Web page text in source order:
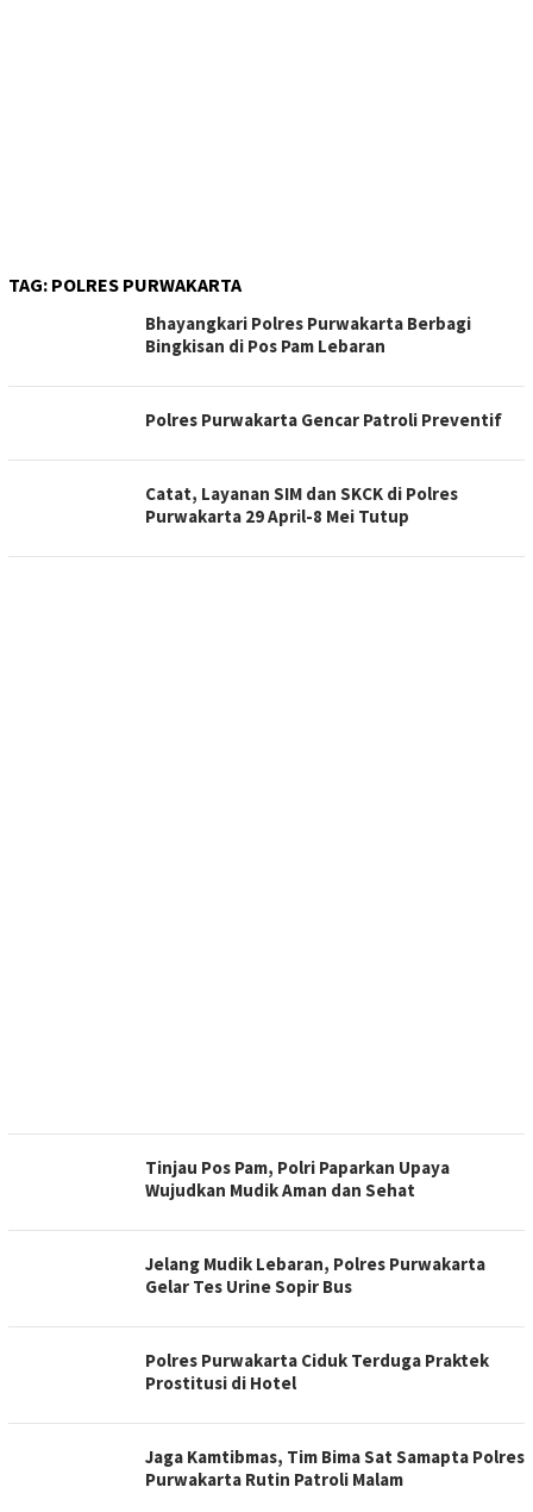
TAG: POLRES PURWAKARTA
Bhayangkari Polres Purwakarta Berbagi
Bingkisan di Pos Pam Lebaran
Polres Purwakarta Gencar Patroli Preventif
Catat, Layanan SIM dan SKCK di Polres
Purwakarta 29 April-8 Mei Tutup
Tinjau Pos Pam, Polri Paparkan Upaya
Wujudkan Mudik Aman dan Sehat
Jelang Mudik Lebaran, Polres Purwakarta
Gelar Tes Urine Sopir Bus
Polres Purwakarta Ciduk Terduga Praktek
Prostitusi di Hotel
Jaga Kamtibmas, Tim Bima Sat Samapta Polres
Purwakarta Rutin Patroli Malam